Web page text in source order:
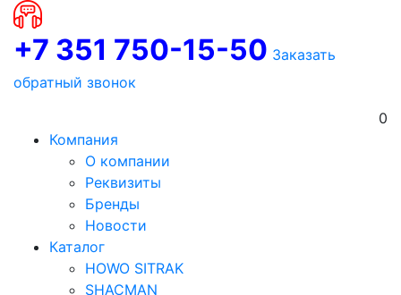
+7 351 750-15-50 Заказать
обратный звонок
0
Компания
О компании
Реквизиты
Бренды
Новости
Каталог
HOWO SITRAK
SHACMAN